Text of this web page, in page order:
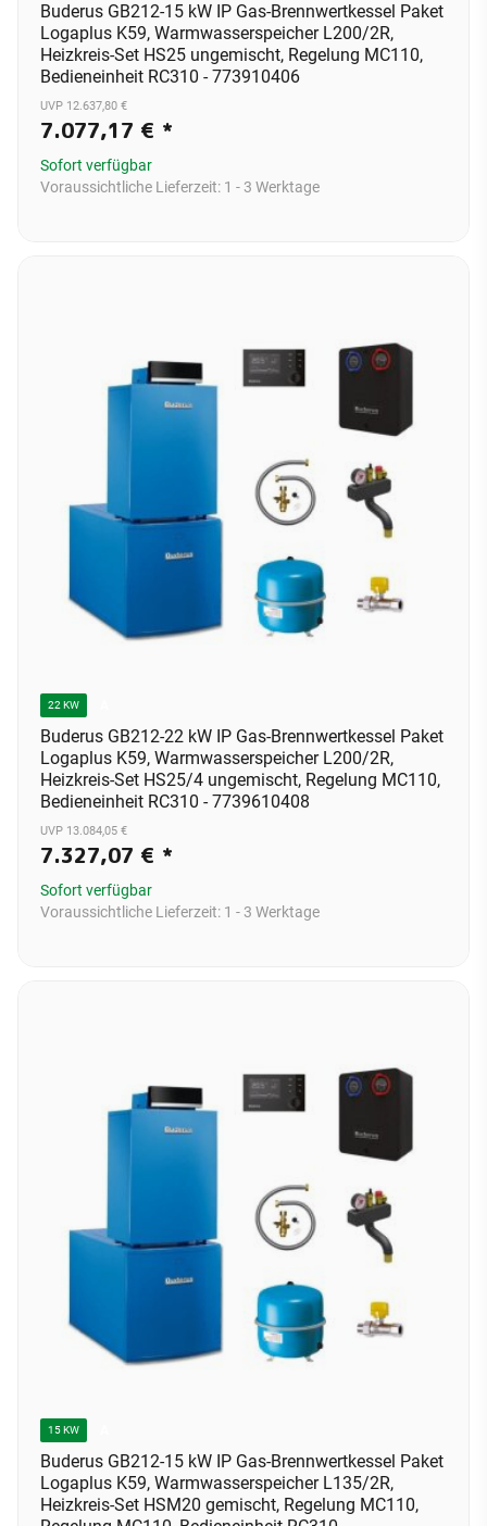
Buderus GB212-15 kW IP Gas-Brennwertkessel Paket
Logaplus K59, Warmwasserspeicher L200/2R,
Heizkreis-Set HS25 ungemischt, Regelung MC110,
Bedieneinheit RC310 - 773910406
UVP 12.637,80 €
7.077,17 € *
Sofort verfügbar
Voraussichtliche Lieferzeit: 1 - 3 Werktage
22 KW
Buderus GB212-22 kW IP Gas-Brennwertkessel Paket
Logaplus K59, Warmwasserspeicher L200/2R,
Heizkreis-Set HS25/4 ungemischt, Regelung MC110,
Bedieneinheit RC310 - 7739610408
UVP 13.084,05 €
7.327,07 € *
Sofort verfügbar
Voraussichtliche Lieferzeit: 1 - 3 Werktage
15 KW
Buderus GB212-15 kW IP Gas-Brennwertkessel Paket
Logaplus K59, Warmwasserspeicher L135/2R,
Heizkreis-Set HSM20 gemischt, Regelung MC110,